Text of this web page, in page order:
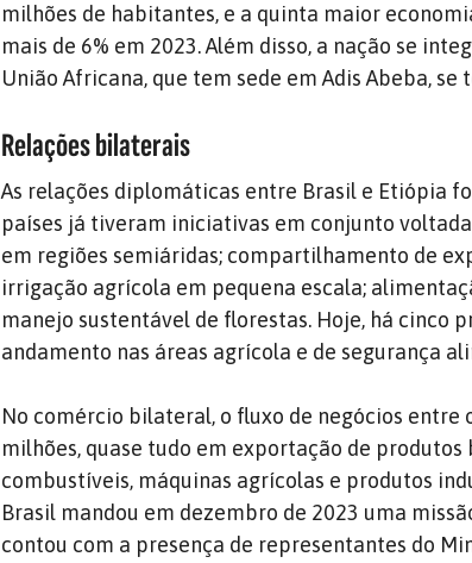
milhões de habitantes, e a quinta maior
mais de 6% em 2023. Além disso, a nação se
União Africana, que tem sede em Adis Abeba,
Relações bilaterais
As relações diplomáticas entre Brasil e Etiópia
países já tiveram iniciativas em conjunto
em regiões semiáridas; compartilhamento de
irrigação agrícola em pequena escala;
manejo sustentável de florestas. Hoje, há cinco
andamento nas áreas agrícola e de segurança
No comércio bilateral, o fluxo de negócios entre
milhões, quase tudo em exportação de
combustíveis, máquinas agrícolas e produtos
Brasil mandou em dezembro de 2023 uma
contou com a presença de representantes do